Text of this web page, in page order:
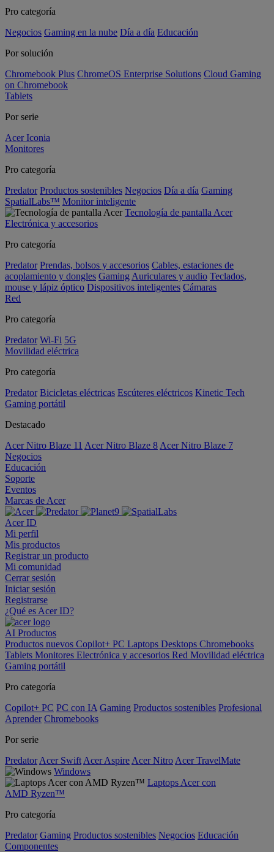
Pro categoría
Negocios Gaming en la nube Día a día Educación
Por solución
Chromebook Plus ChromeOS Enterprise Solutions Cloud Gaming
on Chromebook
Tablets
Por serie
Acer Iconia
Monitores
Pro categoría
Predator Productos sostenibles Negocios Día a día Gaming
SpatialLabs™ Monitor inteligente
Tecnología de pantalla Acer
Electrónica y accesorios
Pro categoría
Predator Prendas, bolsos y accesorios Cables, estaciones de
acoplamiento y dongles Gaming Auriculares y audio Teclados,
mouse y lápiz óptico Dispositivos inteligentes Cámaras
Red
Pro categoría
Predator Wi-Fi 5G
Movilidad eléctrica
Pro categoría
Predator Bicicletas eléctricas Escúteres eléctricos Kinetic Tech
Gaming portátil
Destacado
Acer Nitro Blaze 11 Acer Nitro Blaze 8 Acer Nitro Blaze 7
Negocios
Educación
Soporte
Eventos
Marcas de Acer
Acer ID
Mi perfil
Mis productos
Registrar un producto
Mi comunidad
Cerrar sesión
Iniciar sesión
Registrarse
¿Qué es Acer ID?
AI Productos
Productos nuevos Copilot+ PC Laptops Desktops Chromebooks
Tablets Monitores Electrónica y accesorios Red Movilidad eléctrica
Gaming portátil
Pro categoría
Copilot+ PC PC con IA Gaming Productos sostenibles Profesional
Aprender Chromebooks
Por serie
Predator Acer Swift Acer Aspire Acer Nitro Acer TravelMate
Windows
Laptops Acer con
AMD Ryzen™
Pro categoría
Predator Gaming Productos sostenibles Negocios Educación
Componentes